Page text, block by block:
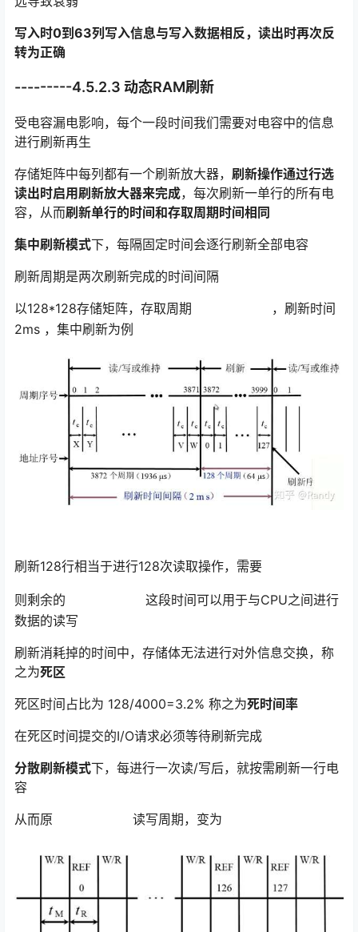
写入时0到63列写入信息与写入数据相反，读出时再次反
转为正确
---------4.5.2.3 动态RAM刷新
受电容漏电影响，每个一段时间我们需要对电容中的信息
进行刷新再生
存储矩阵中每列都有一个刷新放大器， 刷新操作通过行选
读出时启用刷新放大器来完成，每次刷新一单行的所有电
容，从而刷新单行的时间和存取周期时间相同
集中刷新模式下，每隔固定时间会逐行刷新全部电容
刷新周期是两次刷新完成的时间间隔
以128*128存储矩阵，存取周期
，刷新时间
2ms ，集中刷新为例
刷新128行相当于进行128次读取操作，需要
则剩余的
这段时间可以用于与CPU之间进行
数据的读写
刷新消耗掉的时间中，存储体无法进行对外信息交换，称
之为死区
死区时间占比为 128/4000=3.2% 称之为死时间率
在死区时间提交的I/O请求必须等待刷新完成
分散刷新模式下，每进行一次读/写后，就按需刷新一行电
容
从而原
读写周期，变为